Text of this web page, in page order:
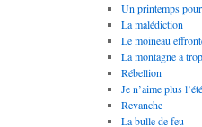
Un printemps
La malédiction
Le moineau
La montagne a
Rébellion
Je n’aime plus
Revanche
La bulle de feu